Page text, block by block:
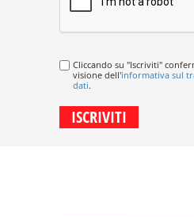
Cliccando su "Iscriviti"
visione dell'informativa sul
dati.